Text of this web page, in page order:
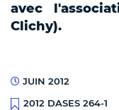
avec
Clichy).
JUIN 2012
2012 DASES 264-1